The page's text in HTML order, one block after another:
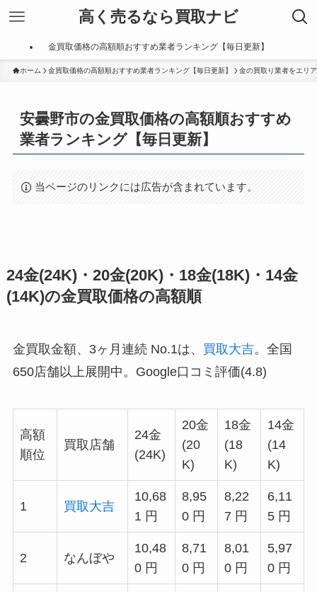
高く売るなら買取ナビ
金買取価格の高額順おすすめ業者ランキング【毎日更新】
ホーム 金買取価格の高額順おすすめ業者ランキング【毎日更新】 金の買取り業者をエリ
安曇野市の金買取価格の高額順おすすめ
業者ランキング【毎日更新】
当ページのリンクには広告が含まれています。
24金(24K)・20金(20K)・18金(18K)・14金
(14K)の金買取価格の高額順
金買取金額、3ヶ月連続 No.1は、 買取大吉。全国
650店舗以上展開中。Google口コミ評価(4.8)
高額
順位
買取店舗
24金
(24K)
20金
(20
K)
18金
(18
K)
14金
(14
K)
1 買取大吉
10,68
1 円
8,95
0 円
8,22
7 円
6,11
5 円
2 なんぼや
10,48
0 円
8,71
0 円
8,01
0 円
5,97
0 円